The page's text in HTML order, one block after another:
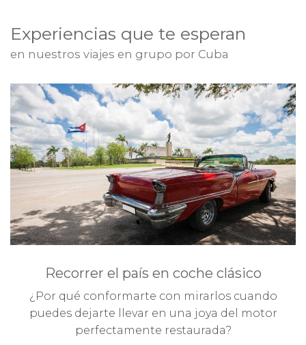
Experiencias que te esperan
en nuestros viajes en grupo por Cuba
Recorrer el país en coche clásico
¿Por qué conformarte con mirarlos cuando
puedes dejarte llevar en una joya del motor
perfectamente restaurada?